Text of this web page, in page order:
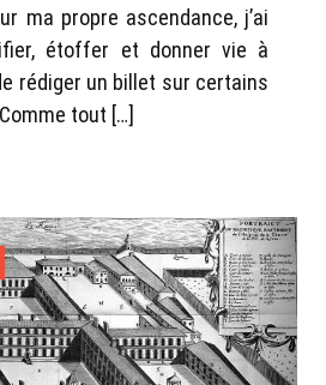
ma propre ascendance, j’ai
étoffer et donner vie à
rédiger un billet sur certains
tout […]